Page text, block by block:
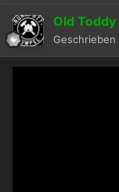
Old Toddy
Geschrieben